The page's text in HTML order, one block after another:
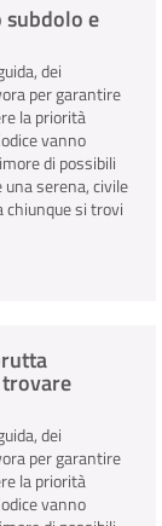
subdolo e
dei
per garantire
la priorità
vanno
di possibili
serena, civile
chiunque si trovi
dei
per garantire
la priorità
vanno